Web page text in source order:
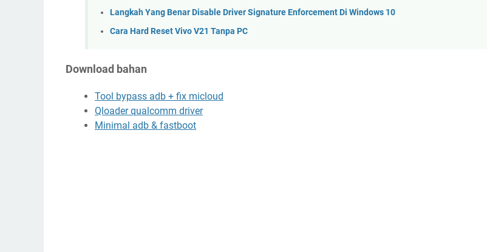
Langkah Yang Benar Disable Driver Signature Enforcement Di Windows 10
Cara Hard Reset Vivo V21 Tanpa PC
Download bahan
Tool bypass adb + fix micloud
Qloader qualcomm driver
Minimal adb & fastboot